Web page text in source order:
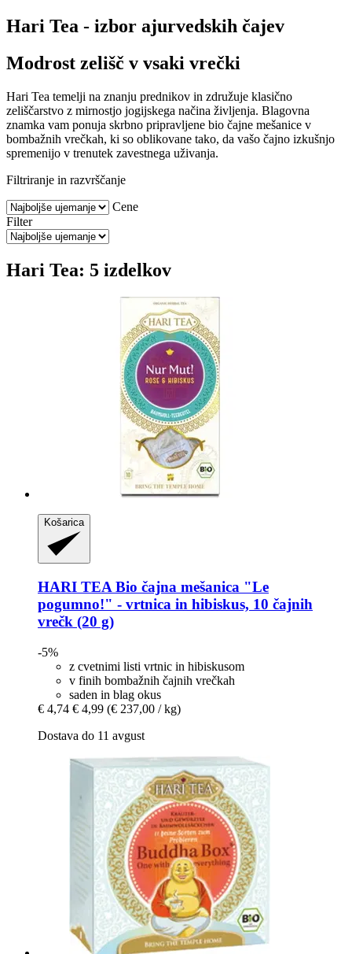
Hari Tea - izbor ajurvedskih čajev
Modrost zelišč v vsaki vrečki
Hari Tea temelji na znanju prednikov in združuje klasično
zeliščarstvo z mirnostjo jogijskega načina življenja. Blagovna
znamka vam ponuja skrbno pripravljene bio čajne mešanice v
bombažnih vrečkah, ki so oblikovane tako, da vašo čajno izkušnjo
spremenijo v trenutek zavestnega uživanja.
Filtriranje in razvrščanje
Cene
Filter
Hari Tea: 5 izdelkov
Košarica
HARI TEA Bio čajna mešanica "Le
pogumno!" -​ vrtnica in hibiskus, 10 čajnih
vrečk (20 g)
-5%
z cvetnimi listi vrtnic in hibiskusom
v finih bombažnih čajnih vrečkah
saden in blag okus
€ 4,74 € 4,99 (€ 237,00 / kg)
Dostava do 11 avgust